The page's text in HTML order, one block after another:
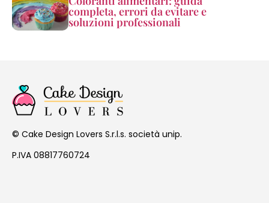
completa, errori da evitare e
soluzioni professionali
© Cake Design Lovers S.r.l.s. società unip.
P.IVA 08817760724